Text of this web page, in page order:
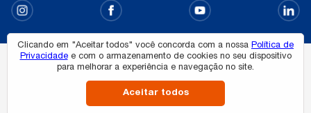
Todos os direitos reservados à Gree.
Oitis, 6360, Distrito Industrial II - Manaus - AM.
Desenvolvido por:
Clicando em "Aceitar todos" você concorda com a nossa Política de
Privacidadee com o armazenamento de cookies no seu dispositivo
para melhorar a experiência e navegação no site.
Aceitar todos